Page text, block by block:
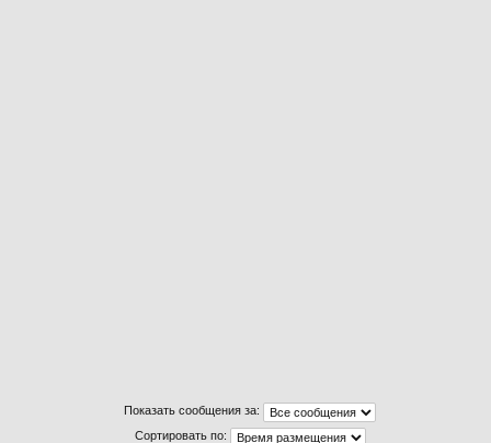
Показать сообщения за:
Сортировать по: